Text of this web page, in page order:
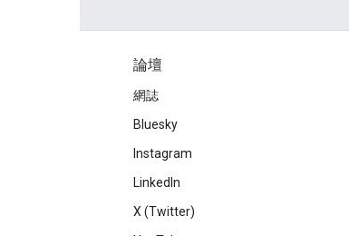
論壇
網誌
Bluesky
Instagram
LinkedIn
X (Twitter)